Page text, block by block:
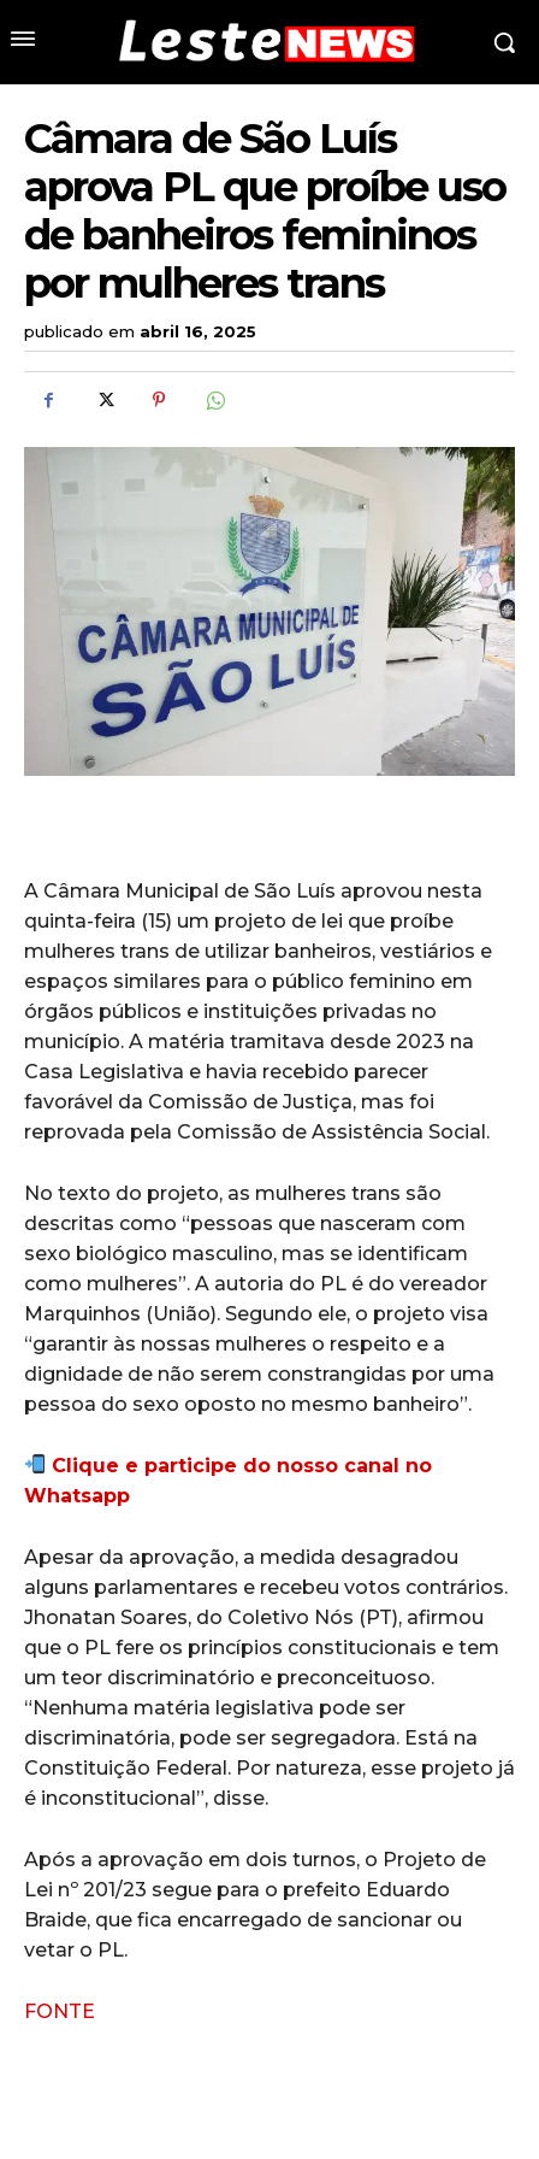
Câmara de São Luís
aprova PL que proíbe uso
de banheiros femininos
por mulheres trans
publicado em abril 16, 2025
A Câmara Municipal de São Luís aprovou nesta
quinta-feira (15) um projeto de lei que proíbe
mulheres trans de utilizar banheiros, vestiários e
espaços similares para o público feminino em
órgãos públicos e instituições privadas no
município. A matéria tramitava desde 2023 na
Casa Legislativa e havia recebido parecer
favorável da Comissão de Justiça, mas foi
reprovada pela Comissão de Assistência Social.
No texto do projeto, as mulheres trans são
descritas como “pessoas que nasceram com
sexo biológico masculino, mas se identificam
como mulheres”. A autoria do PL é do vereador
Marquinhos (União). Segundo ele, o projeto visa
“garantir às nossas mulheres o respeito e a
dignidade de não serem constrangidas por uma
pessoa do sexo oposto no mesmo banheiro”.
Clique e participe do nosso canal no
Whatsapp
Apesar da aprovação, a medida desagradou
alguns parlamentares e recebeu votos contrários.
Jhonatan Soares, do Coletivo Nós (PT), afirmou
que o PL fere os princípios constitucionais e tem
um teor discriminatório e preconceituoso.
“Nenhuma matéria legislativa pode ser
discriminatória, pode ser segregadora. Está na
Constituição Federal. Por natureza, esse projeto já
é inconstitucional”, disse.
Após a aprovação em dois turnos, o Projeto de
Lei nº 201/23 segue para o prefeito Eduardo
Braide, que fica encarregado de sancionar ou
vetar o PL.
FONTE